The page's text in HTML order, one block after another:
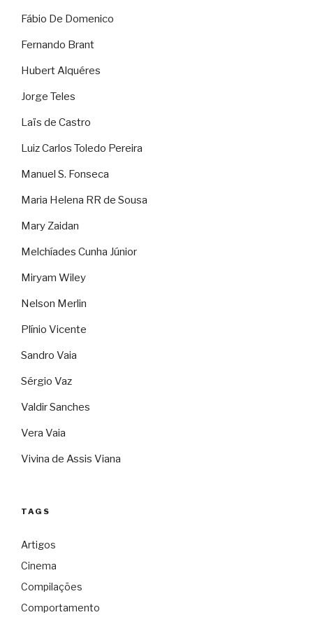
Fábio De Domenico
Fernando Brant
Hubert Alquéres
Jorge Teles
Laïs de Castro
Luiz Carlos Toledo Pereira
Manuel S. Fonseca
Maria Helena RR de Sousa
Mary Zaidan
Melchíades Cunha Júnior
Miryam Wiley
Nelson Merlin
Plínio Vicente
Sandro Vaia
Sérgio Vaz
Valdir Sanches
Vera Vaia
Vivina de Assis Viana
TAGS
Artigos
Cinema
Compilações
Comportamento